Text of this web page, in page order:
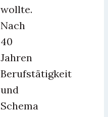
wollte.
Nach
40
Jahren
Berufstätigkeit
und
Schema